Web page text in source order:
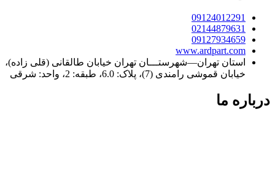
09124012291
02144879631
09127934659
www.ardpart.com
استان تهران—شهرستـــان تهران خیابان طالقانی (قلی زاده)،
خیابان قموشی رامندی (7)، پلاک: 6.0، طبقه: 2، واحد: شرقی
درباره ما